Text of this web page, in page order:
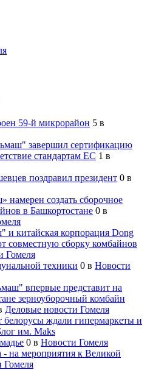
59-й микрорайон 5 в
завершил сертификацию
стандартам ЕС 1 в
поздравил президент 0 в
намерен создать сборочное
в Башкортостане 0 в
и китайская корпорация Dong
совместную сборку комбайнов
Гомеля
техники 0 в Новости
впервые представит на
зерноуборочный комбайн
Деловые новости Гомеля
белорусы ждали гипермаркеты и
им. Maks
0 в Новости Гомеля
на мероприятия к Великой
Гомеля